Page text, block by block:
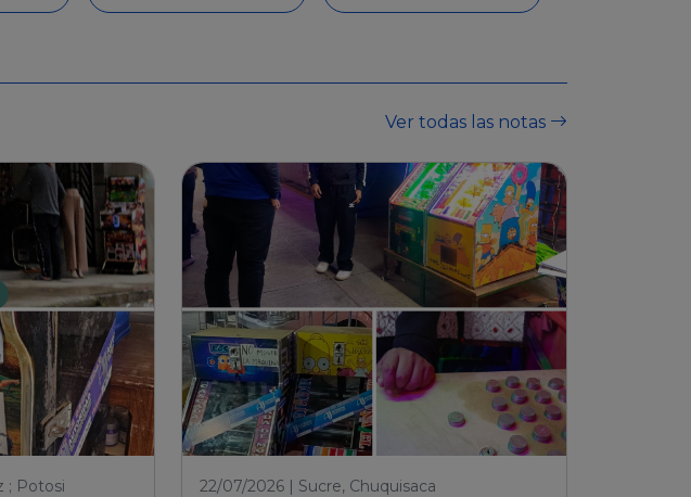
Ver todas las notas
; Potosi 22/07/2026 | Sucre, Chuquisaca